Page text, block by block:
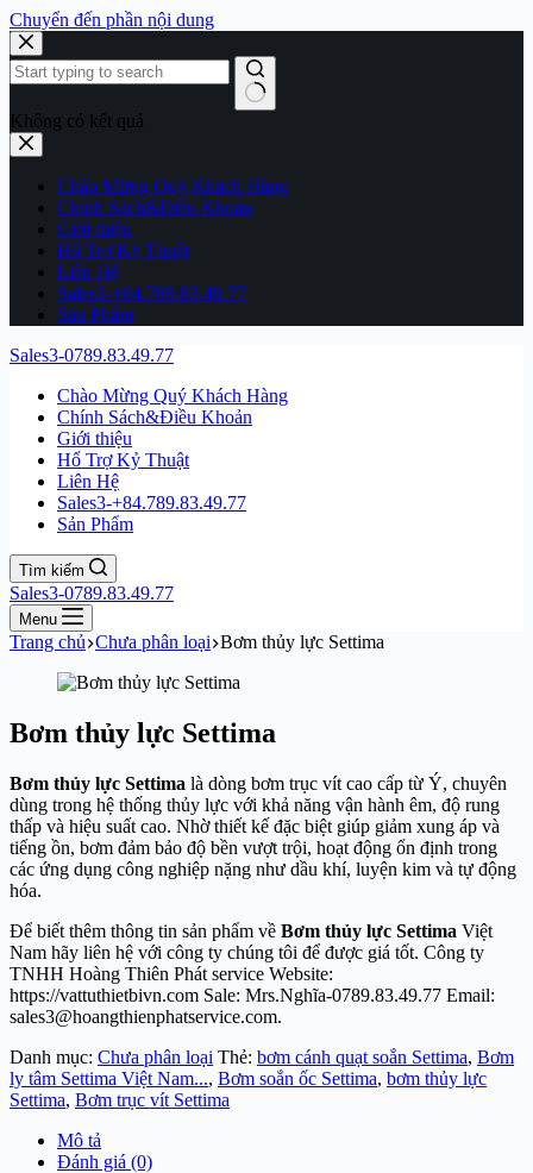
Chuyển đến phần nội dung
Không có kết quả
Chào Mừng Quý Khách Hàng
Chính Sách&Điều Khoản
Giới thiệu
Hổ Trợ Kỷ Thuật
Liên Hệ
Sales3-+84.789.83.49.77
Sản Phẩm
Sales3-0789.83.49.77
Chào Mừng Quý Khách Hàng
Chính Sách&Điều Khoản
Giới thiệu
Hổ Trợ Kỷ Thuật
Liên Hệ
Sales3-+84.789.83.49.77
Sản Phẩm
Tìm kiếm
Sales3-0789.83.49.77
Menu
Trang chủ Chưa phân loại Bơm thủy lực Settima
Bơm thủy lực Settima
Bơm thủy lực Settima là dòng bơm trục vít cao cấp từ Ý, chuyên
dùng trong hệ thống thủy lực với khả năng vận hành êm, độ rung
thấp và hiệu suất cao. Nhờ thiết kế đặc biệt giúp giảm xung áp và
tiếng ồn, bơm đảm bảo độ bền vượt trội, hoạt động ổn định trong
các ứng dụng công nghiệp nặng như dầu khí, luyện kim và tự động
hóa.
Để biết thêm thông tin sản phẩm về Bơm thủy lực Settima Việt
Nam hãy liên hệ với công ty chúng tôi để được giá tốt. Công ty
TNHH Hoàng Thiên Phát service Website:
https://vattuthietbivn.com Sale: Mrs.Nghĩa-0789.83.49.77 Email:
sales3@hoangthienphatservice.com.
Danh mục: Chưa phân loại Thẻ: bơm cánh quạt soắn Settima, Bơm
ly tâm Settima Việt Nam..., Bơm soắn ốc Settima, bơm thủy lực
Settima, Bơm trục vít Settima
Mô tả
Đánh giá (0)